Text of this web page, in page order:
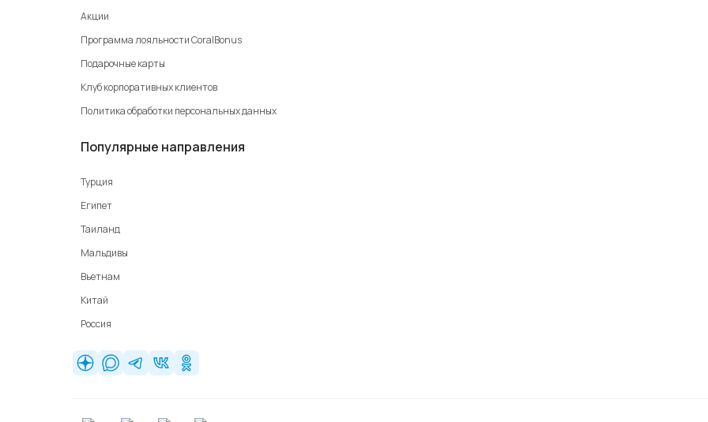
Акции
Программа лояльности CoralBonus
Подарочные карты
Клуб корпоративных клиентов
Политика обработки персональных данных
Популярные направления
Турция
Египет
Таиланд
Мальдивы
Вьетнам
Китай
Россия